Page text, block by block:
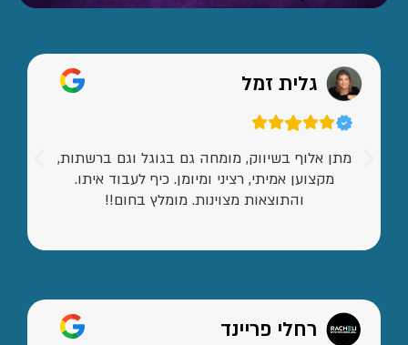
גלית זמל
מתן אלוף בשיווק, מומחה גם בגוגל וגם ברשתות,
מקצוען אמיתי, רציני ומיומן. כיף לעבוד איתו.
והתוצאות מצוינות. מומלץ בחום!!
רחלי פריינד